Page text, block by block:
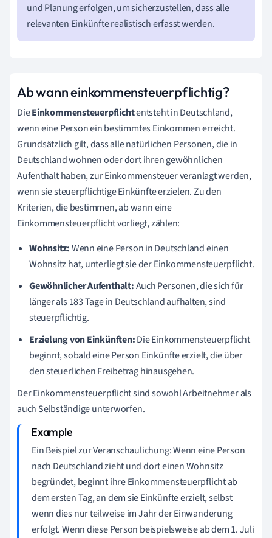
und Planung erfolgen, um sicherzustellen, dass alle
relevanten Einkünfte realistisch erfasst werden.
Ab wann einkommensteuerpflichtig?
DieEinkommensteuerpflichtentsteht in Deutschland,
wenn eine Person ein bestimmtes Einkommen erreicht.
Grundsätzlich gilt, dass alle natürlichen Personen, die in
Deutschland wohnen oder dort ihren gewöhnlichen
Aufenthalt haben, zur Einkommensteuer veranlagt werden,
wenn sie steuerpflichtige Einkünfte erzielen. Zu den
Kriterien, die bestimmen, ab wann eine
Einkommensteuerpflicht vorliegt, zählen:
Wohnsitz:Wenn eine Person in Deutschland einen
Wohnsitz hat, unterliegt sie der Einkommensteuerpflicht.
Gewöhnlicher Aufenthalt:Auch Personen, die sich für
länger als 183 Tage in Deutschland aufhalten, sind
steuerpflichtig.
Erzielung von Einkünften:Die Einkommensteuerpflicht
beginnt, sobald eine Person Einkünfte erzielt, die über
den steuerlichen Freibetrag hinausgehen.
Der Einkommensteuerpflicht sind sowohl Arbeitnehmer als
auch Selbständige unterworfen.
Ein Beispiel zur Veranschaulichung: Wenn eine Person
nach Deutschland zieht und dort einen Wohnsitz
begründet, beginnt ihre Einkommensteuerpflicht ab
dem ersten Tag, an dem sie Einkünfte erzielt, selbst
wenn dies nur teilweise im Jahr der Einwanderung
erfolgt. Wenn diese Person beispielsweise ab dem 1. Juli